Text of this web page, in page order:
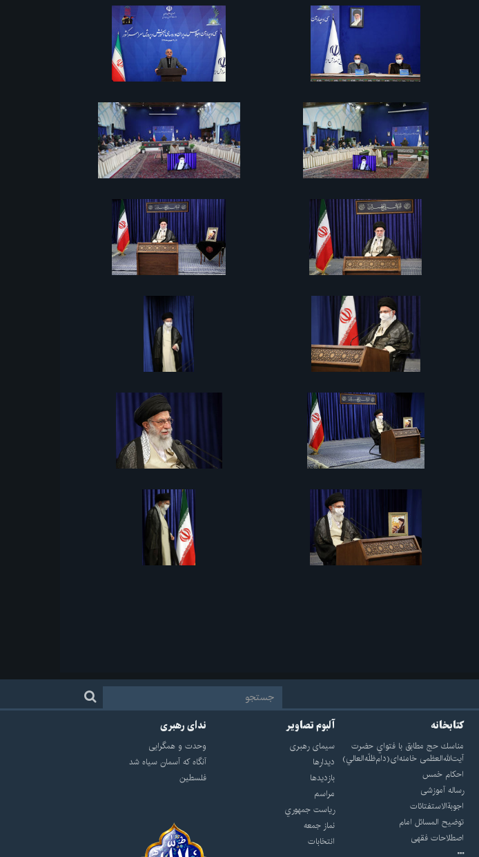
کتابخانه
مناسك حج مطابق با فتواي حضرت
آيت‌الله‌العظمى خامنه‌اى(دام‌ظلّه‌العالي)
احکام خمس
رساله آموزشی
اجوبة‌الاستفتائات
توضيح المسائل امام
اصطلاحات فقهى
آلبوم تصاویر
سيماى رهبرى
ديدارها
بازديدها
مراسم
رياست جمهوري
نماز جمعه
انتخابات
ندای رهبری
وحدت و همگرایی
آنگاه که آسمان سیاه شد
فلسطین